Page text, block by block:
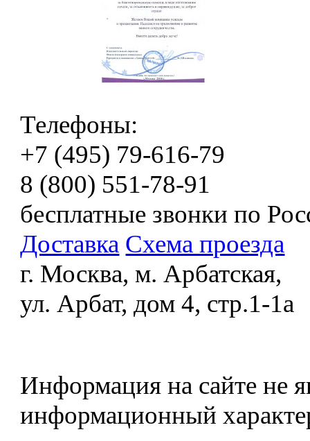
Телефоны:
+7 (495) 79-616-79
8 (800) 551-78-91
бесплатные звонки по
Доставка Схема проезда
г. Москва, м. Арбатская,
ул. Арбат, дом 4, стр.1-1а
Информация на сайте не
информационный